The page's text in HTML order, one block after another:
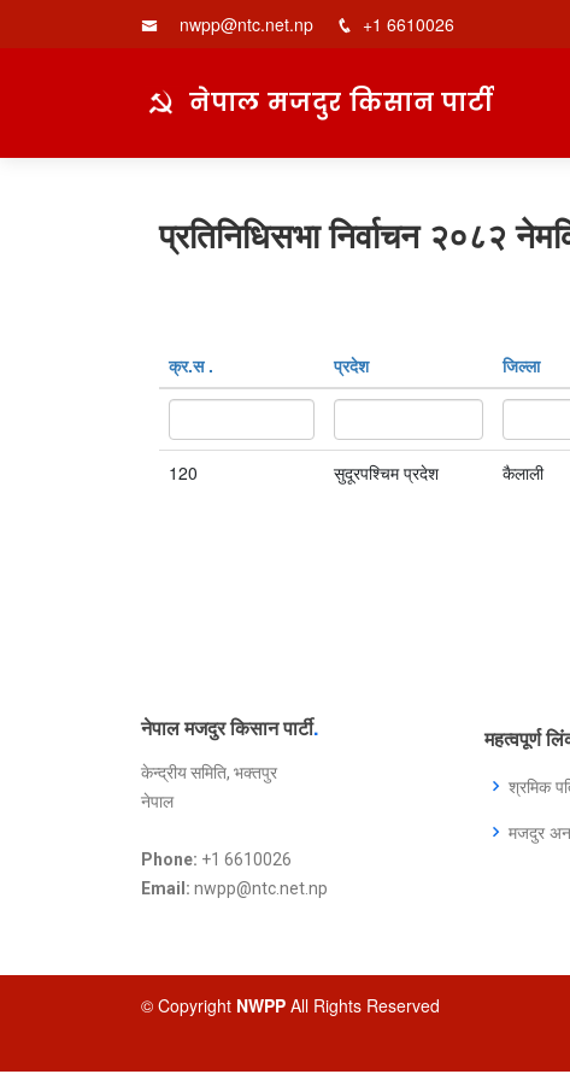
nwpp@ntc.net.np +1 6610026
नेपाल मजदुर किसान पार्टी
प्रतिनिधिसभा निर्वाचन २०८२
क्र‍.स‌ . प्रदेश जिल्ला
120 सुदूरपश्चिम प्रदेश कैलाली
नेपाल मजदुर किसान पार्टी.
केन्द्रीय समिति, भक्तपुर
नेपाल
Phone: +1 6610026
Email: nwpp@ntc.net.np
महत्वपूर्ण
श्रमिक
मजदुर
© Copyright NWPP All Rights Reserved